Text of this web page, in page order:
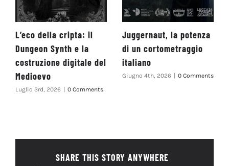
L’eco della cripta: il
Dungeon Synth e la
costruzione digitale del
Medioevo
Luglio 3rd, 2026 0 Comments
Juggernaut, la potenza
di un cortometraggio
italiano
Giugno 4th, 2026 0 Comments
SHARE THIS STORY ANYWHERE